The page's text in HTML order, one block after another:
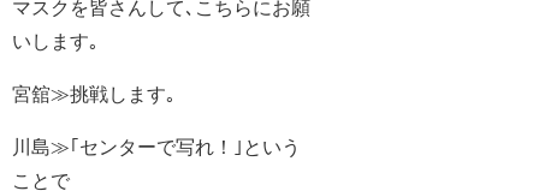
マスクを皆さんして､こちらにお願
いします｡
宮舘≫挑戦します｡
川島≫｢センターで写れ！｣という
ことで